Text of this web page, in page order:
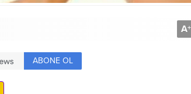
A+
ABONE OL